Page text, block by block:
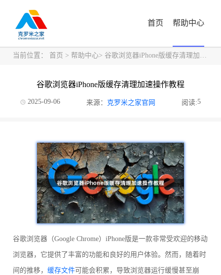
首页 帮助中心
当前位置： 首页 > 帮助中心> 谷歌浏览器iPhone版缓存清理加速操作教程
谷歌浏览器iPhone版缓存清理加速操作教程
2025-09-06 来源： 克罗米之家官网 阅读:5
谷歌浏览器（Google Chrome）iPhone版是一款非常受欢迎的移动
浏览器，它提供了丰富的功能和良好的用户体验。然而，随着时
间的推移， 缓存文件可能会积累，导致浏览器运行缓慢甚至崩